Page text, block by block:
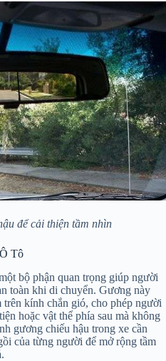
để cải thiện tầm nhìn
Tô
bộ phận quan trọng giúp người
toàn khi di chuyển. Gương này
kính chắn gió, cho phép người
hoặc vật thể phía sau mà không
gương chiếu hậu trong xe cần
của từng người để mở rộng tầm